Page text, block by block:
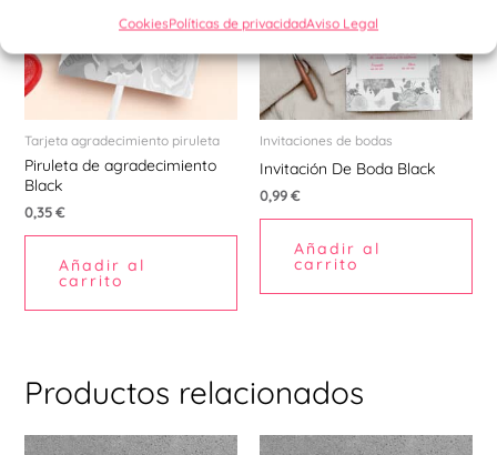
CookiesPolíticas de privacidadAviso Legal
Tarjeta agradecimiento piruleta
Piruleta de agradecimiento
Black
0,35€
Añadir al
carrito
Invitaciones de bodas
Invitación De Boda Black
0,99€
Añadir al
carrito
Productos relacionados
Este